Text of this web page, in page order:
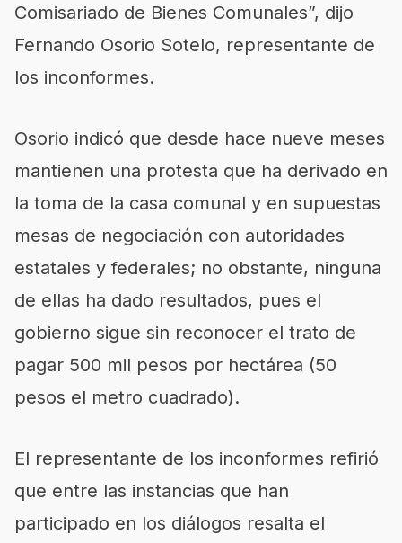
Comisariado de Bienes Comunales”, dijo
Fernando Osorio Sotelo, representante de
los inconformes.
Osorio indicó que desde hace nueve meses
mantienen una protesta que ha derivado en
la toma de la casa comunal y en supuestas
mesas de negociación con autoridades
estatales y federales; no obstante, ninguna
de ellas ha dado resultados, pues el
gobierno sigue sin reconocer el trato de
pagar 500 mil pesos por hectárea (50
pesos el metro cuadrado).
El representante de los inconformes refirió
que entre las instancias que han
participado en los diálogos resalta el